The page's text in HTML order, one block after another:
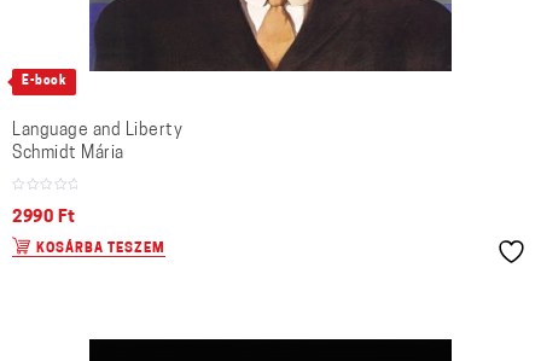
E-book
Language and Liberty
Schmidt Mária
2990 Ft
KOSÁRBA TESZEM